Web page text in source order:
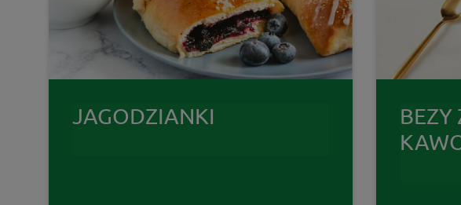
JAGODZIANKI
BEZY